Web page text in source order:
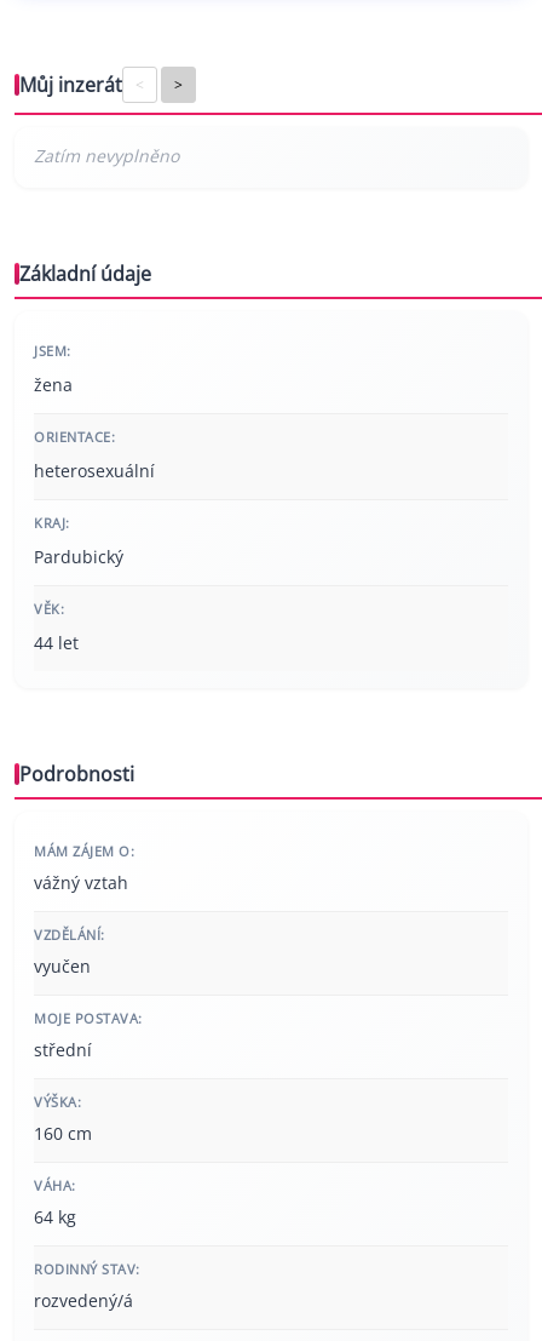
Můj inzerát < >
Základní údaje
JSEM:
žena
ORIENTACE:
heterosexuální
KRAJ:
Pardubický
VĚK:
44 let
Podrobnosti
MÁM ZÁJEM O:
vážný vztah
VZDĚLÁNÍ:
vyučen
MOJE POSTAVA:
střední
VÝŠKA:
160 cm
VÁHA:
64 kg
RODINNÝ STAV:
rozvedený/á